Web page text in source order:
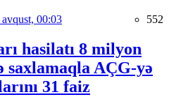
00:03 552
hasilatı 8 milyon
saxlamaqla AÇG-yə
31 faiz